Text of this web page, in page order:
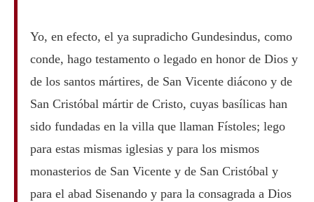
Yo, en efecto, el ya supradicho Gundesindus, como
conde, hago testamento o legado en honor de Dios y
de los santos mártires, de San Vicente diácono y de
San Cristóbal mártir de Cristo, cuyas basílicas han
sido fundadas en la villa que llaman Fístoles; lego
para estas mismas iglesias y para los mismos
monasterios de San Vicente y de San Cristóbal y
para el abad Sisenando y para la consagrada a Dios